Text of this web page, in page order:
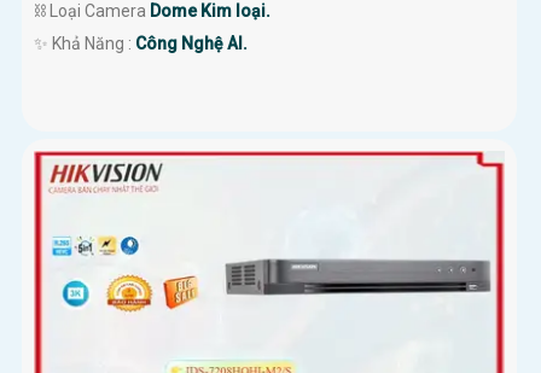
⛓ Loại Camera Dome Kim loại.
️✨ Khả Năng : Công Nghệ AI.